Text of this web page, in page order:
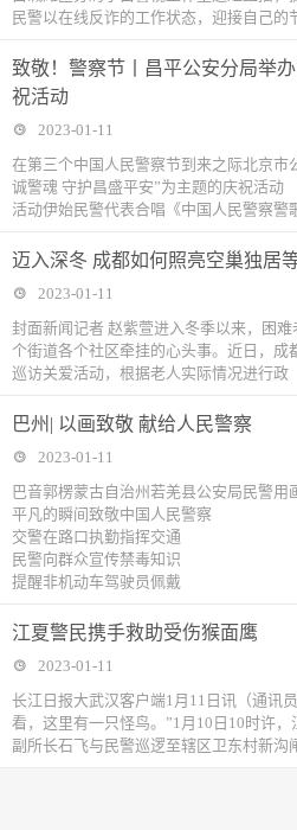
民警以在线反诈的工作状态，迎接自己的
致敬！警察节丨昌平公安分局举
祝活动
2023-01-11
在第三个中国人民警察节到来之际北京市
诚警魂 守护昌盛平安”为主题的庆祝活动
活动伊始民警代表合唱《中国人民警察警
迈入深冬 成都如何照亮空巢独居
2023-01-11
封面新闻记者 赵紫萱进入冬季以来，困
个街道各个社区牵挂的心头事。近日，成
巡访关爱活动，根据老人实际情况进行政
巴州| 以画致敬 献给人民警察
2023-01-11
巴音郭楞蒙古自治州若羌县公安局民警
平凡的瞬间致敬中国人民警察
交警在路口执勤指挥交通
民警向群众宣传禁毒知识
提醒非机动车驾驶员佩戴
江夏警民携手救助受伤猴面鹰
2023-01-11
长江日报大武汉客户端1月11日讯（通讯
看，这里有一只怪鸟。”1月10日10时许
副所长石飞与民警巡逻至辖区卫东村新沟